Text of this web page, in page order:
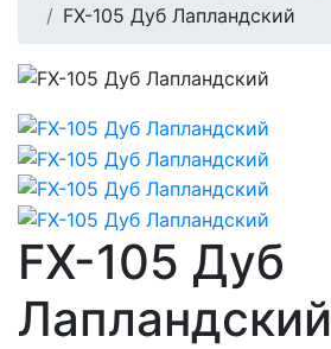
FX-105 Дуб Лапландский
FX-105 Дуб
Лапландский